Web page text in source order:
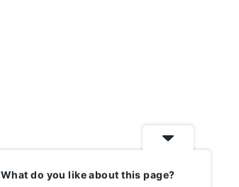
What do you like about this page?